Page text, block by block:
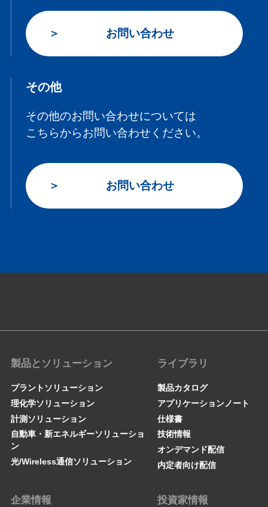
お問い合わせ
その他
その他のお問い合わせについては
こちらからお問い合わせください。
お問い合わせ
製品とソリューション
プラントソリューション
理化学ソリューション
計測ソリューション
自動車・新エネルギーソリューショ
ン
光/Wireless通信ソリューション
ライブラリ
製品カタログ
アプリケーションノート
仕様書
技術情報
オンデマンド配信
内定者向け配信
企業情報 投資家情報